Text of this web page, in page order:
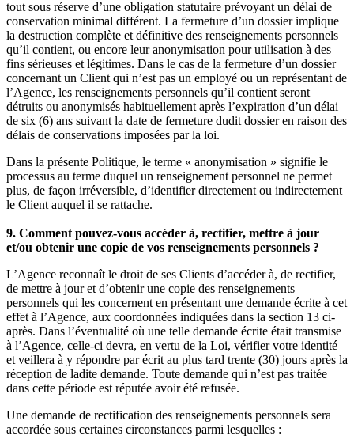
tout sous réserve d’une obligation statutaire prévoyant un délai de
conservation minimal différent. La fermeture d’un dossier implique
la destruction complète et définitive des renseignements personnels
qu’il contient, ou encore leur anonymisation pour utilisation à des
fins sérieuses et légitimes. Dans le cas de la fermeture d’un dossier
concernant un Client qui n’est pas un employé ou un représentant de
l’Agence, les renseignements personnels qu’il contient seront
détruits ou anonymisés habituellement après l’expiration d’un délai
de six (6) ans suivant la date de fermeture dudit dossier en raison des
délais de conservations imposées par la loi.
Dans la présente Politique, le terme « anonymisation » signifie le
processus au terme duquel un renseignement personnel ne permet
plus, de façon irréversible, d’identifier directement ou indirectement
le Client auquel il se rattache.
9. Comment pouvez-vous accéder à, rectifier, mettre à jour
et/ou obtenir une copie de vos renseignements personnels ?
L’Agence reconnaît le droit de ses Clients d’accéder à, de rectifier,
de mettre à jour et d’obtenir une copie des renseignements
personnels qui les concernent en présentant une demande écrite à cet
effet à l’Agence, aux coordonnées indiquées dans la section 13 ci-
après. Dans l’éventualité où une telle demande écrite était transmise
à l’Agence, celle-ci devra, en vertu de la Loi, vérifier votre identité
et veillera à y répondre par écrit au plus tard trente (30) jours après la
réception de ladite demande. Toute demande qui n’est pas traitée
dans cette période est réputée avoir été refusée.
Une demande de rectification des renseignements personnels sera
accordée sous certaines circonstances parmi lesquelles :